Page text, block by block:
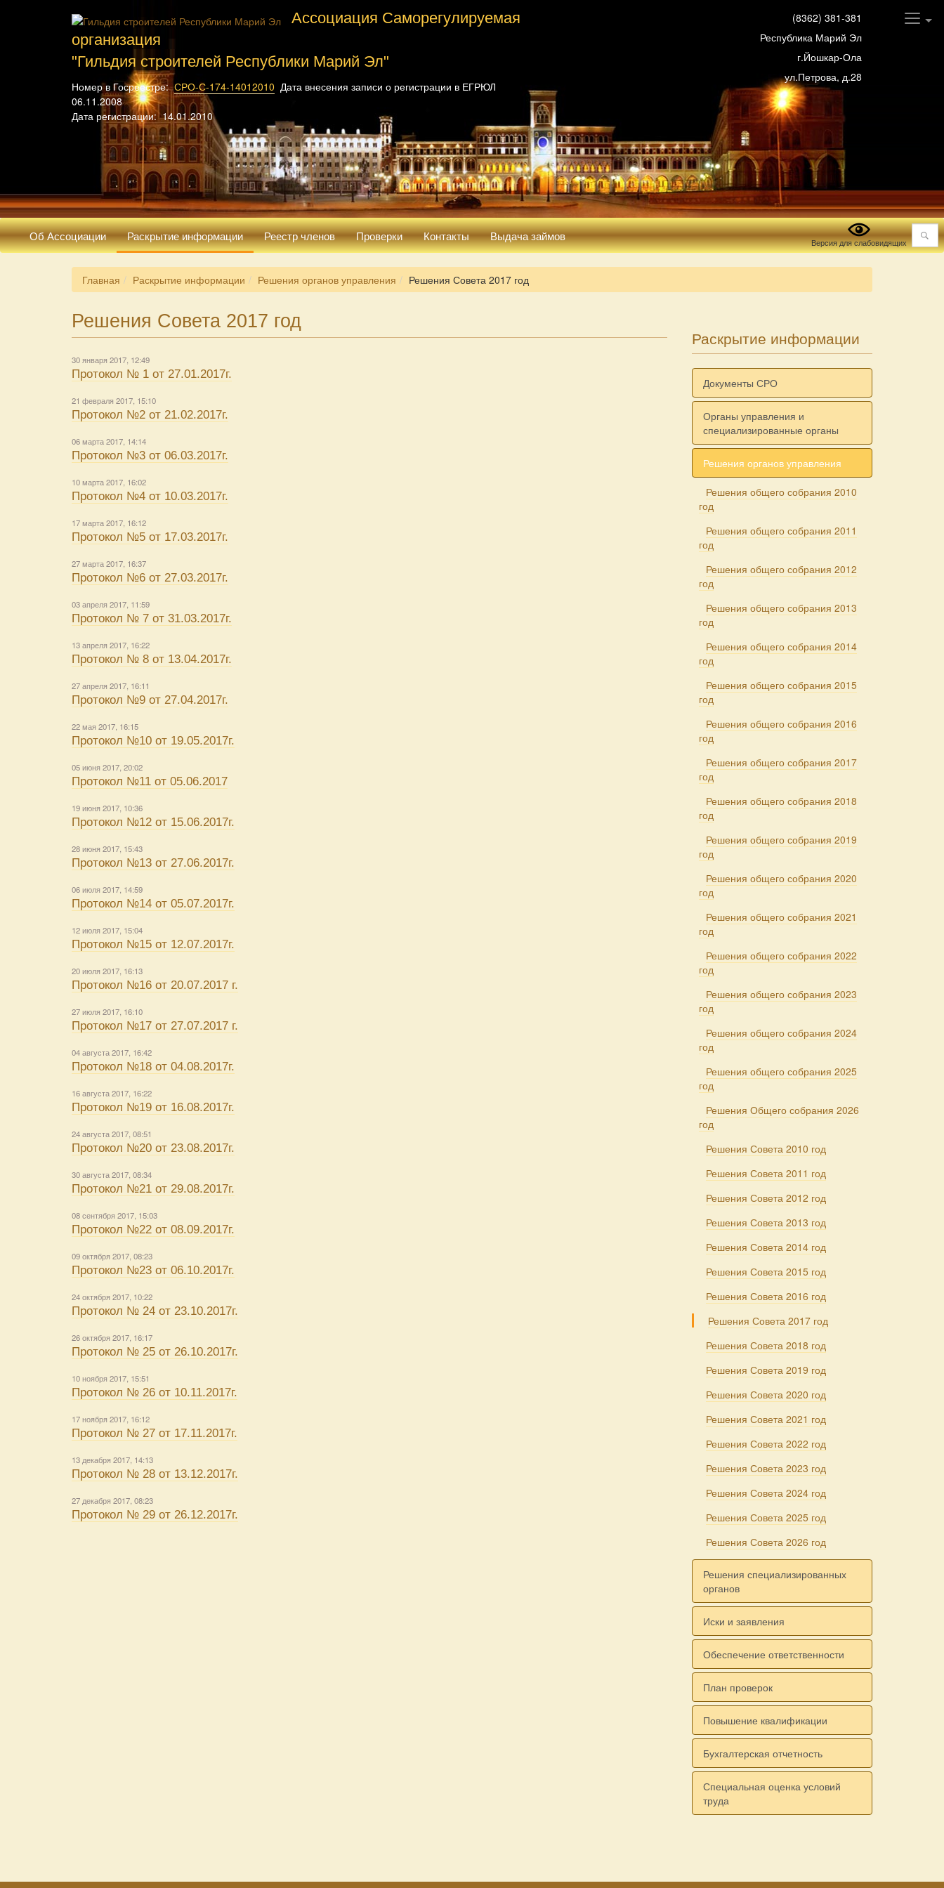
Ассоциация Саморегулируемая
организация
"Гильдия строителей Республики Марий Эл"
Номер в Госреестре:СРО-С-174-14012010 Дата внесения записи о регистрации в ЕГРЮЛ
06.11.2008
Дата регистрации: 14.01.2010
(8362) 381-381
Республика Марий Эл
г.Йошкар-Ола
ул.Петрова, д.28
Об Ассоциации Раскрытие информации Реестр членов Проверки Контакты Выдача займов Версия для слабовидящих Поиск
Главная Раскрытие информации Решения органов управления Решения Совета 2017 год
Решения Совета 2017 год
30 января 2017, 12:49
Протокол № 1 от 27.01.2017г.
21 февраля 2017, 15:10
Протокол №2 от 21.02.2017г.
06 марта 2017, 14:14
Протокол №3 от 06.03.2017г.
10 марта 2017, 16:02
Протокол №4 от 10.03.2017г.
17 марта 2017, 16:12
Протокол №5 от 17.03.2017г.
27 марта 2017, 16:37
Протокол №6 от 27.03.2017г.
03 апреля 2017, 11:59
Протокол № 7 от 31.03.2017г.
13 апреля 2017, 16:22
Протокол № 8 от 13.04.2017г.
27 апреля 2017, 16:11
Протокол №9 от 27.04.2017г.
22 мая 2017, 16:15
Протокол №10 от 19.05.2017г.
05 июня 2017, 20:02
Протокол №11 от 05.06.2017
19 июня 2017, 10:36
Протокол №12 от 15.06.2017г.
28 июня 2017, 15:43
Протокол №13 от 27.06.2017г.
06 июля 2017, 14:59
Протокол №14 от 05.07.2017г.
12 июля 2017, 15:04
Протокол №15 от 12.07.2017г.
20 июля 2017, 16:13
Протокол №16 от 20.07.2017 г.
27 июля 2017, 16:10
Протокол №17 от 27.07.2017 г.
04 августа 2017, 16:42
Протокол №18 от 04.08.2017г.
16 августа 2017, 16:22
Протокол №19 от 16.08.2017г.
24 августа 2017, 08:51
Протокол №20 от 23.08.2017г.
30 августа 2017, 08:34
Протокол №21 от 29.08.2017г.
08 сентября 2017, 15:03
Протокол №22 от 08.09.2017г.
09 октября 2017, 08:23
Протокол №23 от 06.10.2017г.
24 октября 2017, 10:22
Протокол № 24 от 23.10.2017г.
26 октября 2017, 16:17
Протокол № 25 от 26.10.2017г.
10 ноября 2017, 15:51
Протокол № 26 от 10.11.2017г.
17 ноября 2017, 16:12
Протокол № 27 от 17.11.2017г.
13 декабря 2017, 14:13
Протокол № 28 от 13.12.2017г.
27 декабря 2017, 08:23
Протокол № 29 от 26.12.2017г.
Раскрытие информации
Документы СРО
Органы управления и
специализированные органы
Решения органов управления
Решения общего собрания 2010
год
Решения общего собрания 2011
год
Решения общего собрания 2012
год
Решения общего собрания 2013
год
Решения общего собрания 2014
год
Решения общего собрания 2015
год
Решения общего собрания 2016
год
Решения общего собрания 2017
год
Решения общего собрания 2018
год
Решения общего собрания 2019
год
Решения общего собрания 2020
год
Решения общего собрания 2021
год
Решения общего собрания 2022
год
Решения общего собрания 2023
год
Решения общего собрания 2024
год
Решения общего собрания 2025
год
Решения Общего собрания 2026
год
Решения Совета 2010 год
Решения Совета 2011 год
Решения Совета 2012 год
Решения Совета 2013 год
Решения Совета 2014 год
Решения Совета 2015 год
Решения Совета 2016 год
Решения Совета 2017 год
Решения Совета 2018 год
Решения Совета 2019 год
Решения Совета 2020 год
Решения Совета 2021 год
Решения Совета 2022 год
Решения Совета 2023 год
Решения Совета 2024 год
Решения Совета 2025 год
Решения Совета 2026 год
Решения специализированных
органов
Иски и заявления
Обеспечение ответственности
План проверок
Повышение квалификации
Бухгалтерская отчетность
Специальная оценка условий
труда